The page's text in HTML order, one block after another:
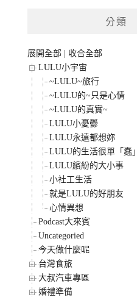
分類
展開全部
收合全部
LULU小宇宙
~LULU~旅行
~LULU的~只是心情
~LULU的真實~
LULU小憂鬱
LULU永遠都想妳
LULU的生活很單「蠢」
LULU繽紛的大小事
小社工生活
就是LULU的好朋友
心情異想
Podcast大來賓
Uncategoried
今天做什麼呢
台灣食旅
大叔汽車專區
婚禮準備